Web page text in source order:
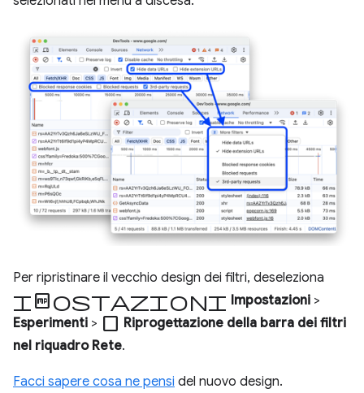
Per ripristinare il vecchio design dei filtri, deseleziona
Impostazioni Impostazioni >
Esperimenti > check_box_outline_blank Riprogettazione della barra dei filtri
nel riquadro Rete.
Facci sapere cosa ne pensi del nuovo design.